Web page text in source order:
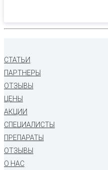
СТАТЬИ
ПАРТНЕРЫ
ОТЗЫВЫ
ЦЕНЫ
АКЦИИ
СПЕЦИАЛИСТЫ
ПРЕПАРАТЫ
ОТЗЫВЫ
О НАС